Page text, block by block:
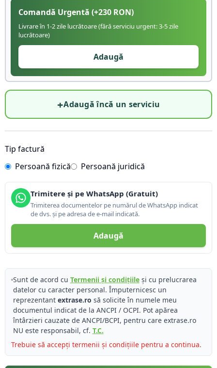
Comandă Urgentă (+230 RON)
Livrare în 1-2 zile lucrătoare (fără serviciu urgent: 3-5 zile
lucrătoare)
Adaugă
+Adaugă încă un serviciu
Tip factură
Persoană fizică
Persoană juridică
Trimitere și pe WhatsApp (Gratuit)
Trimiterea documentelor pe numărul de WhatsApp indicat
de dvs. și pe adresa de e-mail indicată.
Adaugă
Sunt de acord cu Termenii și condițiileși cu prelucrarea
datelor cu caracter personal. Împuternicesc un
reprezentant extrase.ro să solicite în numele meu
documentul indicat de la ANCPI / OCPI. Pot apărea
întârzieri cauzate de ANCPI/BCPI, pentru care extrase.ro
NU este responsabil, cf. T.C.
Trebuie să accepți termenii și condițiile pentru a continua.